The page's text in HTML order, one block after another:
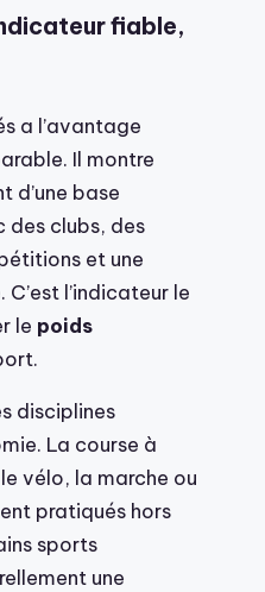
fiable,
a l’avantage
Il montre
d’une base
des clubs, des
et une
l’indicateur le
le poids
disciplines
La course à
vélo, la marche ou
pratiqués hors
sports
une